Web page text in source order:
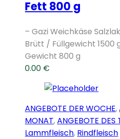
Fett 800 g
– Gazi Weichkäse
Brütt / Füllgewicht 1500
Gewicht 800 g
0.00 €
ANGEBOTE DER WOCHE,
MONAT,ANGEBOTE DES
Lammfleisch, Rindfleisch